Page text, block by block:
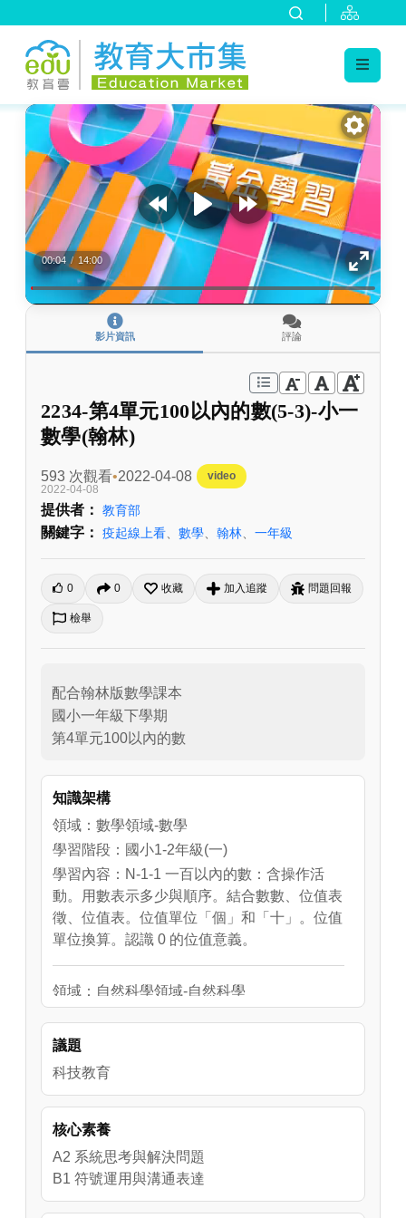
:::
00:04 / 14:00
影片資訊 評論
2234-第4單元100以內的數(5-3)-小一
數學(翰林)
593 次觀看 2022-04-08
video
2022-04-08
提供者： 教育部
關鍵字： 疫起線上看 數學 翰林 一年級
0 0 收藏 加入追蹤 問題回報
檢舉
配合翰林版數學課本
國小一年級下學期
第4單元100以內的數
知識架構
領域：數學領域-數學
學習階段：國小1-2年級(一)
學習內容：N-1-1 一百以內的數：含操作活
動。用數表示多少與順序。結合數數、位值表
徵、位值表。位值單位「個」和「十」。位值
單位換算。認識 0 的位值意義。
領域：自然科學領域-自然科學
學習內容：N-1-1 一百以內的數：含操作活
動。用數表示多少與順序。結合數數、位值表
徵、位值表。位值單位「個」和「十」。位值
單位換算。認識 0 的位值意義。
學習表現：n-Ⅰ-1 理解一千以內數的位值結
構，據以做為四則運算之基礎。
議題
科技教育
核心素養
A2 系統思考與解決問題
B1 符號運用與溝通表達